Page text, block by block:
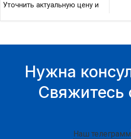
Уточнить актуальную цену и
Нужна
Свяжитесь
Наш телеграмм